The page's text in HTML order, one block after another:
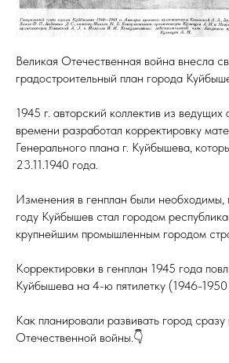
Великая Отечественная война внесла
градостроительный план города
1945 г. авторский коллектив из ведущих
времени разработал корректировку
Генерального плана г. Куйбышева,
23.11.1940 года.
Изменения в генплан были необходимы,
году Куйбышев стал городом
крупнейшим промышленным городом
Корректировки в генплан 1945 года
Куйбышева на 4-ю пятилетку (1946-1950
Как планировали развивать город
Отечественной войны.👇